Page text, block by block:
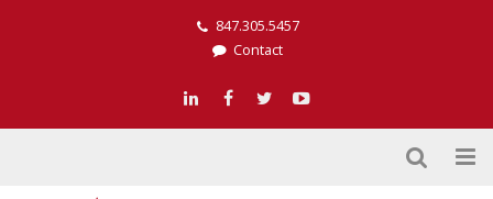
847.305.5457
Contact